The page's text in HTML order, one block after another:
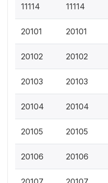
11114 11114
20101 20101
20102 20102
20103 20103
20104 20104
20105 20105
20106 20106